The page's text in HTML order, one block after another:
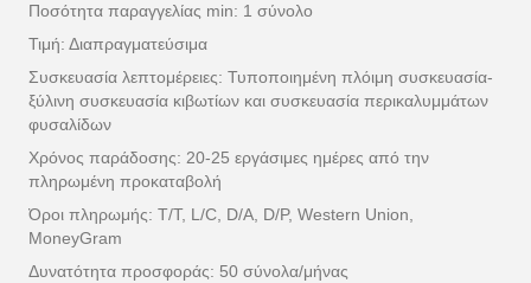
Ποσότητα παραγγελίας min: 1 σύνολο
Τιμή: Διαπραγματεύσιμα
Συσκευασία λεπτομέρειες: Τυποποιημένη πλόιμη συσκευασία-
ξύλινη συσκευασία κιβωτίων και συσκευασία περικαλυμμάτων
φυσαλίδων
Χρόνος παράδοσης: 20-25 εργάσιμες ημέρες από την
πληρωμένη προκαταβολή
Όροι πληρωμής: T/T, L/C, D/A, D/P, Western Union,
MoneyGram
Δυνατότητα προσφοράς: 50 σύνολα/μήνας